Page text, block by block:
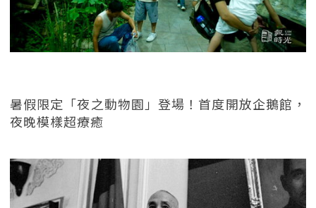
暑假限定「夜之動物園」登場！首度開放企鵝館，
夜晚模樣超療癒